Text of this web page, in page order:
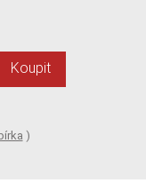
Koupit
)